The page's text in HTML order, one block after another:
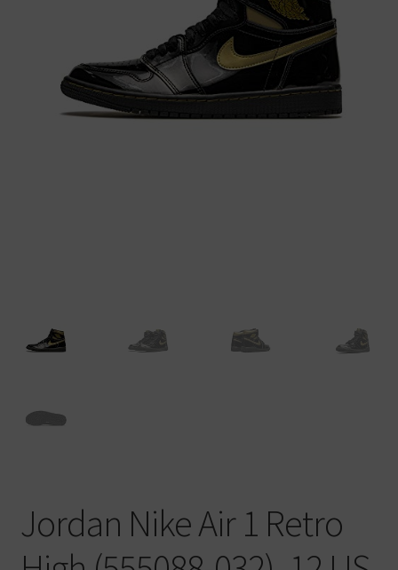
Mein Konto
Jordan Nike Air 1 Retro